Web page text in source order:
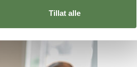
Tillat alle